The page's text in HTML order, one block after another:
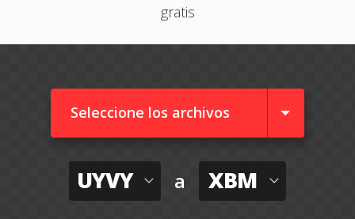
gratis
Seleccione los archivos
UYVY a XBM